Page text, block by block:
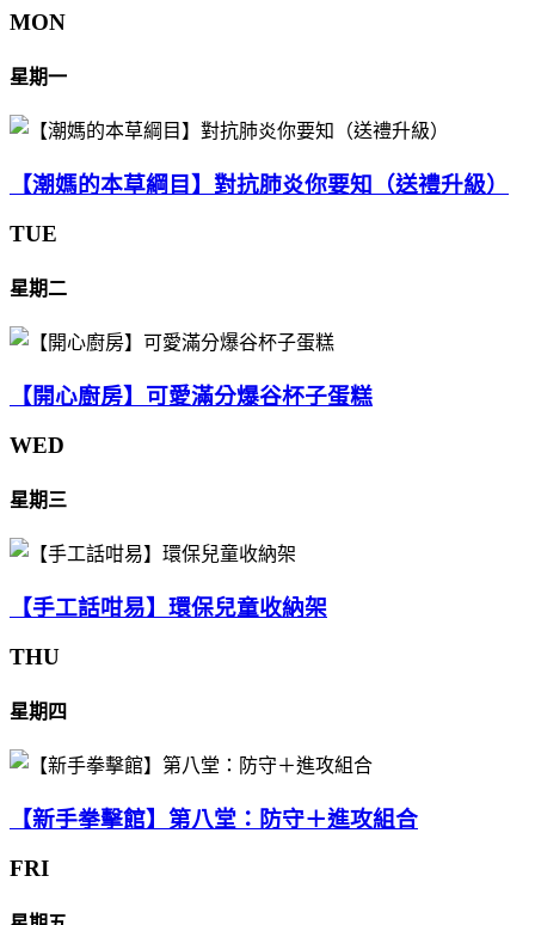
MON
星期一
【潮媽的本草綱目】對抗肺炎你要知（送禮升級）
TUE
星期二
【開心廚房】可愛滿分爆谷杯子蛋糕
WED
星期三
【手工話咁易】環保兒童收納架
THU
星期四
【新手拳擊館】第八堂：防守＋進攻組合
FRI